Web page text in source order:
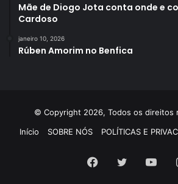
Mãe de Diogo Jota conta onde e
Cardoso
janeiro 10, 2026
Rúben Amorim no Benfica
© Copyright 2026, Todos os direitos
Início
SOBRE NÓS POLÍTICAS E
Facebook
Twitter